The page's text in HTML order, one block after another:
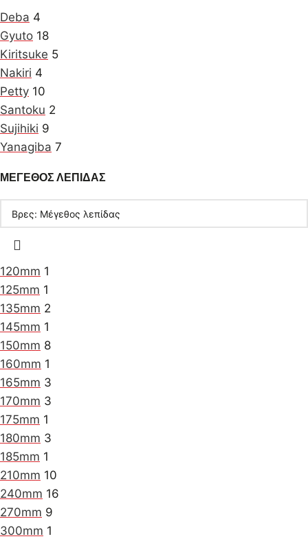
Deba 4
Gyuto 18
Kiritsuke 5
Nakiri 4
Petty 10
Santoku 2
Sujihiki 9
Yanagiba 7
ΜΕΓΕΘΟΣ ΛΕΠΙΔΑΣ
120mm 1
125mm 1
135mm 2
145mm 1
150mm 8
160mm 1
165mm 3
170mm 3
175mm 1
180mm 3
185mm 1
210mm 10
240mm 16
270mm 9
300mm 1